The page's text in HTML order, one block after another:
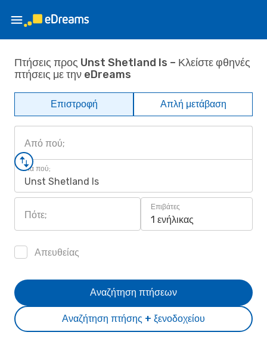
Πτήσεις προς Unst Shetland Is – Κλείστε φθηνές
πτήσεις με την eDreams
Επιστροφή Απλή μετάβαση
Από πού;
Για πού;
Unst Shetland Is
Πότε;
Επιβάτες
1 ενήλικας
Απευθείας
Αναζήτηση πτήσης + ξενοδοχείου
Αναζήτηση πτήσεων